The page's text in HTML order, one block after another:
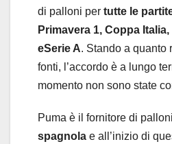
di palloni per tutte le
Primavera 1, Coppa
eSerie A. Stando a quanto
fonti, l’accordo è a lungo
momento non sono state
Puma è il fornitore di
spagnola e all’inizio di